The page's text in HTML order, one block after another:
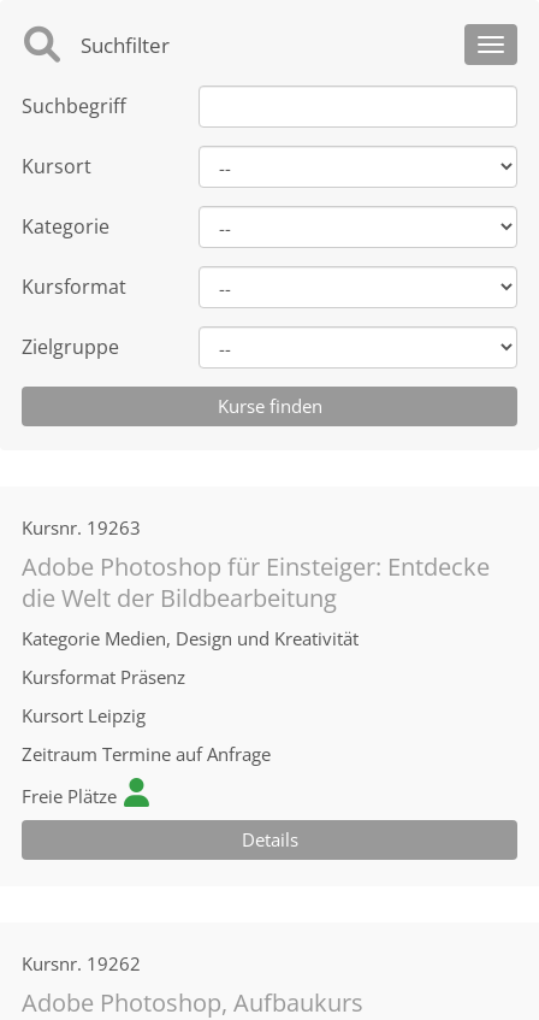
Suchfilter
Suchbegriff
Kursort
Kategorie
Kursformat
Zielgruppe
Kursnr. 19263
Adobe Photoshop für Einsteiger: Entdecke
die Welt der Bildbearbeitung
Kategorie Medien, Design und Kreativität
Kursformat Präsenz
Kursort Leipzig
Zeitraum Termine auf Anfrage
Freie Plätze
Details
Kursnr. 19262
Adobe Photoshop, Aufbaukurs